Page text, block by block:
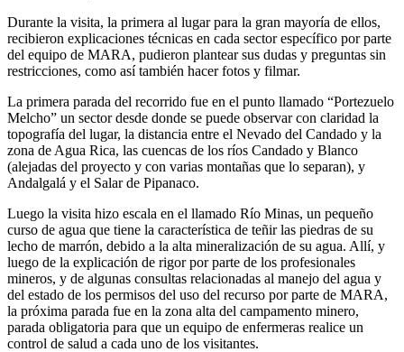
Durante la visita, la primera al lugar para la gran mayoría de ellos,
recibieron explicaciones técnicas en cada sector específico por parte
del equipo de MARA, pudieron plantear sus dudas y preguntas sin
restricciones, como así también hacer fotos y filmar.
La primera parada del recorrido fue en el punto llamado “Portezuelo
Melcho” un sector desde donde se puede observar con claridad la
topografía del lugar, la distancia entre el Nevado del Candado y la
zona de Agua Rica, las cuencas de los ríos Candado y Blanco
(alejadas del proyecto y con varias montañas que lo separan), y
Andalgalá y el Salar de Pipanaco.
Luego la visita hizo escala en el llamado Río Minas, un pequeño
curso de agua que tiene la característica de teñir las piedras de su
lecho de marrón, debido a la alta mineralización de su agua. Allí, y
luego de la explicación de rigor por parte de los profesionales
mineros, y de algunas consultas relacionadas al manejo del agua y
del estado de los permisos del uso del recurso por parte de MARA,
la próxima parada fue en la zona alta del campamento minero,
parada obligatoria para que un equipo de enfermeras realice un
control de salud a cada uno de los visitantes.